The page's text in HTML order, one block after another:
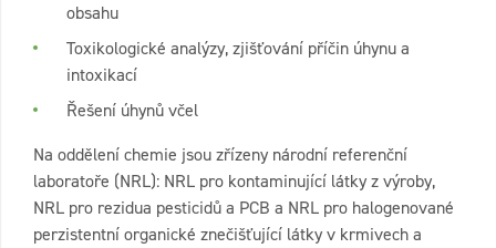
obsahu
Toxikologické analýzy, zjišťování příčin úhynu a
intoxikací
Řešení úhynů včel
Na oddělení chemie jsou zřízeny národní referenční
laboratoře (NRL): NRL pro kontaminující látky z výroby,
NRL pro rezidua pesticidů a PCB a NRL pro halogenované
perzistentní organické znečišťující látky v krmivech a